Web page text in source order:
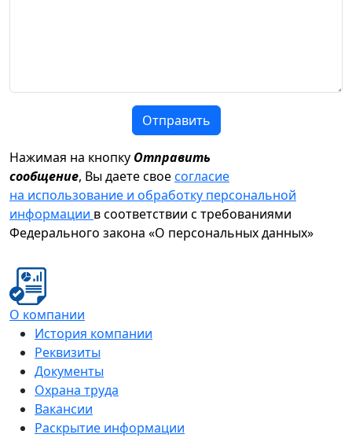
Отправить
Нажимая на кнопку Отправить
сообщение, Вы даете своесогласие
на использование и обработку персональной
информации в соответствии с требованиями
Федерального закона «О персональных данных»
О компании
История компании
Реквизиты
Документы
Охрана труда
Вакансии
Раскрытие информации